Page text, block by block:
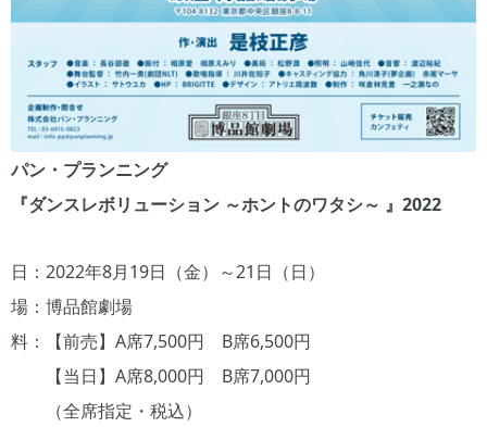
パン・プランニング
『ダンスレボリューション ～ホントのワタシ～ 』2022
日：2022年8月19日（金）～21日（日）
場：博品館劇場
料：【前売】A席7,500円 B席6,500円
【当日】A席8,000円 B席7,000円
（全席指定・税込）